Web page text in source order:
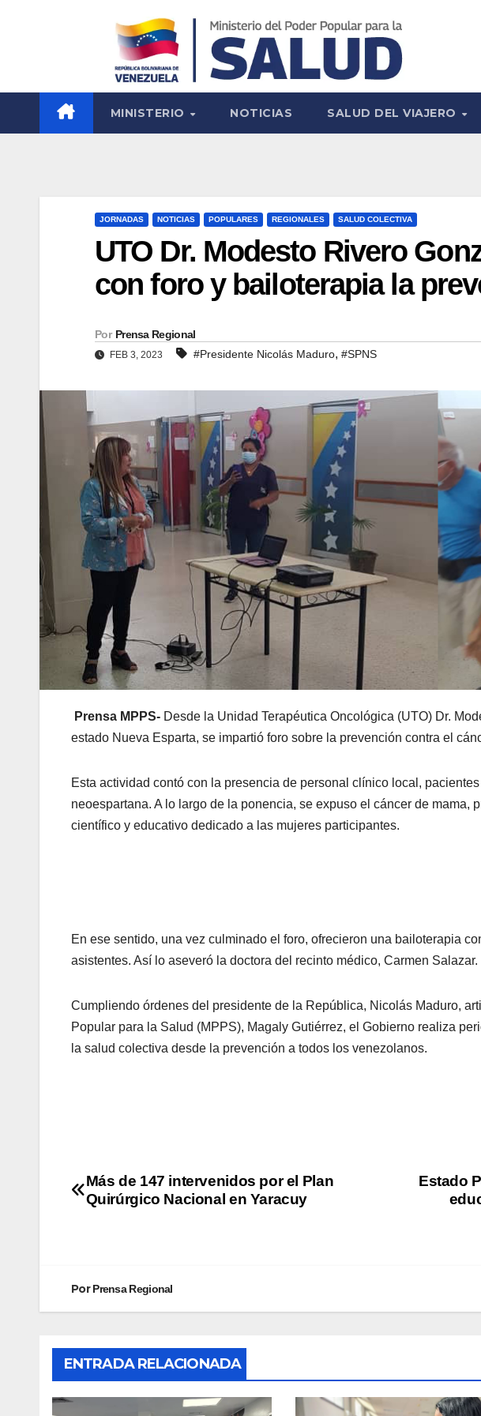
MINISTERIO NOTICIAS SALUD DEL VIAJERO
JORNADAS NOTICIAS POPULARES REGIONALES SALUD COLECTIVA
UTO Dr. Modesto Rivero
con foro y bailoterapia la
Por Prensa Regional
FEB 3, 2023 #Presidente Nicolás Maduro, #SPNS
Prensa MPPS- Desde la Unidad Terapéutica Oncológica (UTO) Dr.
estado Nueva Esparta, se impartió foro sobre la prevención contra el
Esta actividad contó con la presencia de personal clínico local,
neoespartana. A lo largo de la ponencia, se expuso el cáncer de mama,
científico y educativo dedicado a las mujeres participantes.
En ese sentido, una vez culminado el foro, ofrecieron una bailoterapia
asistentes. Así lo aseveró la doctora del recinto médico, Carmen Salazar.
Cumpliendo órdenes del presidente de la República, Nicolás Maduro,
Popular para la Salud (MPPS), Magaly Gutiérrez, el Gobierno realiza
la salud colectiva desde la prevención a todos los venezolanos.
Estado
Más de 147 intervenidos por el Plan
Quirúrgico Nacional en Yaracuy
PorPrensa Regional
ENTRADA RELACIONADA